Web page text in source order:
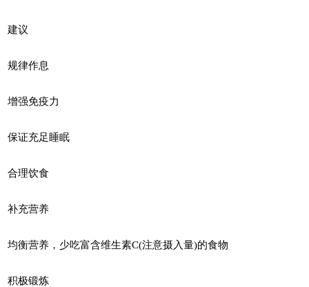
建议
规律作息
增强免疫力
保证充足睡眠
合理饮食
补充营养
均衡营养，少吃富含维生素C(注意摄入量)的食物
积极锻炼